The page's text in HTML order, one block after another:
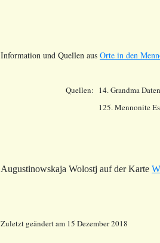
Information und Quellen aus Orte in den
Quellen: 14.Grandma
125. Mennonite
Augustinowskaja Wolostj auf der Karte
Zuletzt geändert am 15 Dezember 2018